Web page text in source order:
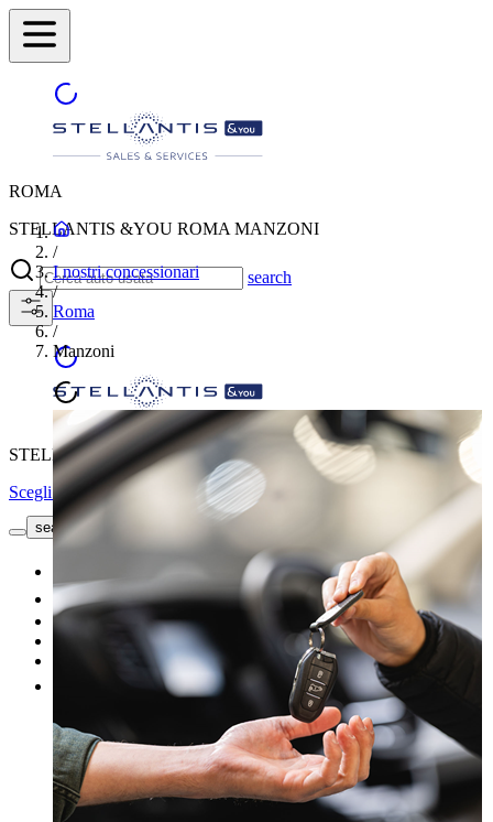
ROMA
STELLANTIS &YOU ROMA MANZONI
search
STELLANTIS &YOU ROMA MANZONI
Scegli un'altra città
search button - icon
Usato
Le nostre offerte
I nostri brand
Vendi un'auto
/
I nostri concessionari
/
Roma
/
Manzoni